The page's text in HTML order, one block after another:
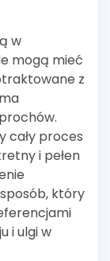
w
mogą mieć
z
cały proces
i pełen
który
i ulgi w